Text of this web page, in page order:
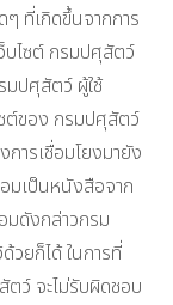
ที่เกิดขึ้นจากการ
บไซต์ กรมปศุสัตว์
มปศุสัตว์ ผู้ใช้
ต์ของ กรมปศุสัตว์
ารเชื่อมโยงมายัง
มเป็นหนังสือจาก
มดังกล่าวกรม
วยก็ได้ ในการที่
ตว์ จะไม่รับผิดชอบ